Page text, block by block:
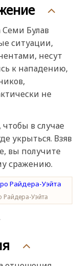
Булав
ситуации,
несут
к нападению,
не
чтобы в случае
укрыться. Взяв
вы получите
сражению.
Уэйта